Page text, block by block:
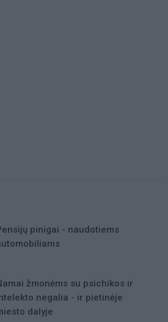
pinigai - naudotiems
žmonėms su psichikos ir
negalia - ir pietinėje
dalyje